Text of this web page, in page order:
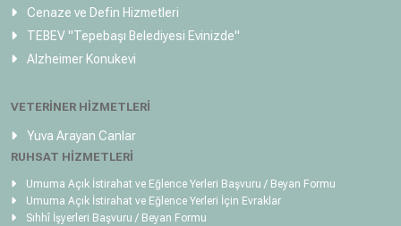
Cenaze ve Defin Hizmetleri
TEBEV "Tepebaşı Belediyesi Evinizde"
Alzheimer Konukevi
VETERİNER HİZMETLERİ
Yuva Arayan Canlar
RUHSAT HİZMETLERİ
Umuma Açık İstirahat ve Eğlence Yerleri Başvuru / Beyan Formu
Umuma Açık İstirahat ve Eğlence Yerleri İçin Evraklar
Sıhhî İşyerleri Başvuru / Beyan Formu